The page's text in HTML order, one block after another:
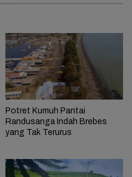
Potret Kumuh Pantai
Randusanga Indah Brebes
yang Tak Terurus